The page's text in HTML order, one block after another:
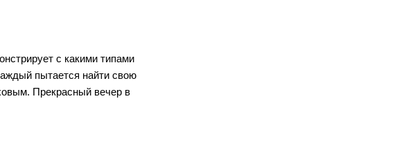
с какими типами
пытается найти свою
Прекрасный вечер в